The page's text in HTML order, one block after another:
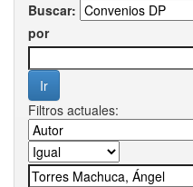
Buscar:
por
Filtros actuales: